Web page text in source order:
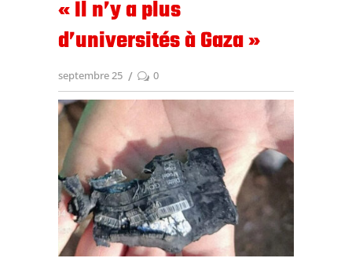
« Il n’y a plus
d’universités à Gaza »
septembre 25 0